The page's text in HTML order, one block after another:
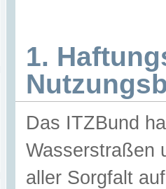
1.
Das ITZBund
Wasserstraßen
aller Sorgfalt